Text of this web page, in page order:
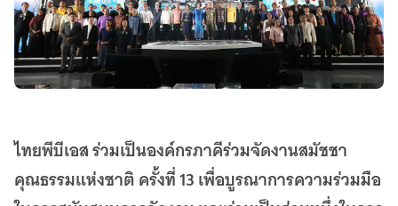
ไทยพีบีเอส ร่วมเป็นองค์กรภาคีร่วมจัดงานสมัชชา
คุณธรรมแห่งชาติ ครั้งที่ 13 เพื่อบูรณาการความร่วมมือ